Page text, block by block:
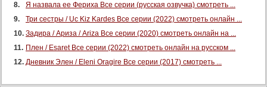
Я назвала ее Фериха Все серии (русская озвучка) смотреть ...
Три сестры / Uc Kiz Kardes Все серии (2022) смотреть онлайн ...
Задира / Ариза / Ariza Все серии (2020) смотреть онлайн на ...
Плен / Esaret Все серии (2022) смотреть онлайн на русском ...
Дневник Элен / Eleni Oragire Все серии (2017) смотреть ...